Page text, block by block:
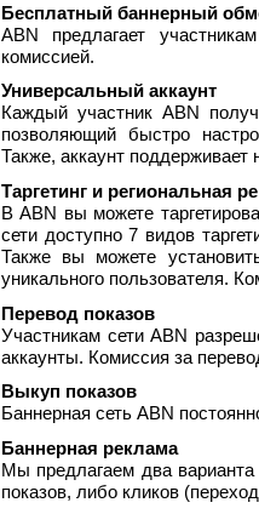
Бесплатный баннерный
ABN предлагает
комиссией.
Универсальный аккаунт
Каждый участник ABN
позволяющий быстро
Также, аккаунт поддерживает
Таргетинг и региональная
В ABN вы можете
сети доступно 7 видов
Также вы можете
уникального пользователя.
Перевод показов
Участникам сети ABN
аккаунты. Комиссия за
Выкуп показов
Баннерная сеть ABN
Баннерная реклама
Мы предлагаем два
показов, либо кликов